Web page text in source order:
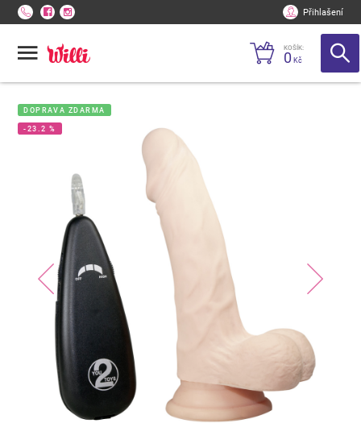
Přihlašení
KOŠÍK:
0 Kč
DOPRAVA ZDARMA
-23.2 %